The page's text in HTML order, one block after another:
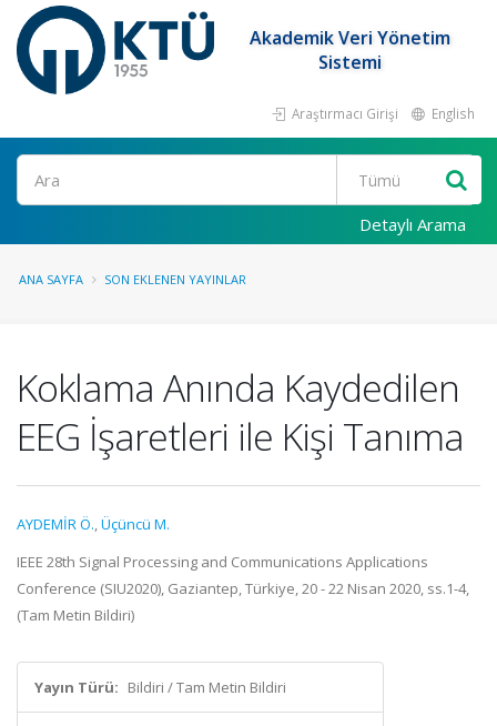
Akademik Veri Yönetim
Sistemi
Araştırmacı Girişi English
Ara
Detaylı Arama
ANA SAYFA SON EKLENEN YAYINLAR
Koklama Anında Kaydedilen
EEG İşaretleri ile Kişi Tanıma
AYDEMİR Ö.,Üçüncü M.
IEEE 28th Signal Processing and Communications Applications
Conference (SIU2020), Gaziantep, Türkiye, 20 - 22 Nisan 2020, ss.1-4,
(Tam Metin Bildiri)
Yayın Türü: Bildiri / Tam Metin Bildiri